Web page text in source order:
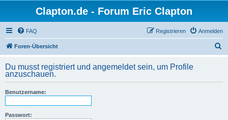
Clapton.de - Forum Eric Clapton
FAQ Anmelden
Registrieren
Foren-Übersicht
h
Du musst registriert und angemeldet sein, um Profile
anzuschauen.
Benutzername:
Passwort: